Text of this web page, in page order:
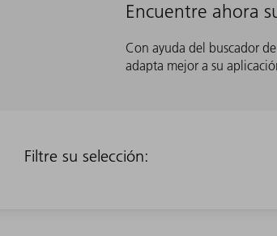
Encuentre ahora
Con ayuda del buscador
adapta mejor a su
Filtre su selección: